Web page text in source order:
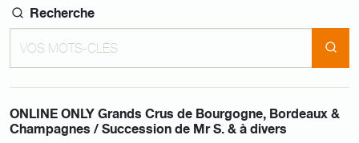
Recherche
ONLINE ONLY Grands Crus de Bourgogne, Bordeaux &
Champagnes / Succession de Mr S. & à divers